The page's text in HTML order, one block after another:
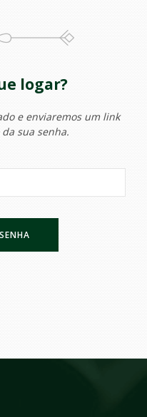
logar?
e enviaremos um link
sua senha.